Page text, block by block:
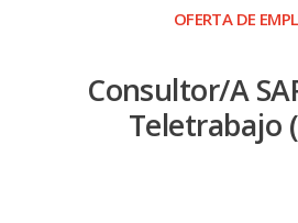
OFERTA DE
Consultor/a
Teletrabajo